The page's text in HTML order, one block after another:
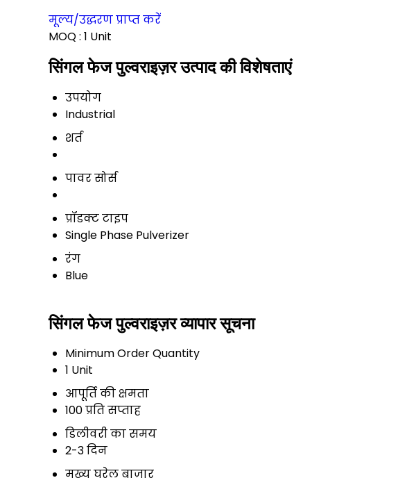
मूल्य/उद्धरण प्राप्त करें
MOQ : 1 Unit
सिंगल फेज पुल्वराइज़र उत्पाद की विशेषताएं
उपयोग
Industrial
शर्त
पावर सोर्स
प्रॉडक्ट टाइप
Single Phase Pulverizer
रंग
Blue
सिंगल फेज पुल्वराइज़र व्यापार सूचना
Minimum Order Quantity
1 Unit
आपूर्ति की क्षमता
100 प्रति सप्ताह
डिलीवरी का समय
2-3 दिन
मुख्य घरेलू बाज़ार